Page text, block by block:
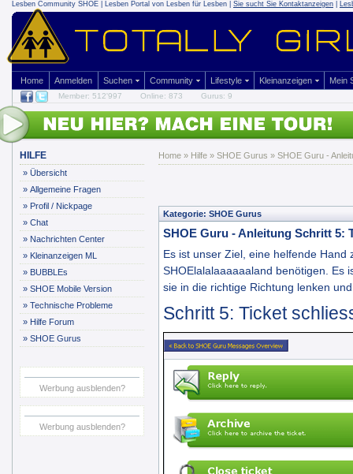
Lesben Community SHOE | Lesben Portal von Lesben für Lesben | Sie sucht Sie Kontaktanzeigen
Home Anmelden Suchen Community Lifestyle Kleinanzeigen Mein
Member: 512'997 Online: 873 Gurus: 9
HILFE
» Übersicht
» Allgemeine Fragen
» Profil / Nickpage
» Chat
» Nachrichten Center
» Kleinanzeigen ML
» BUBBLEs
» SHOE Mobile Version
» Technische Probleme
» Hilfe Forum
» SHOE Gurus
Werbung ausblenden?
Werbung ausblenden?
Home » Hilfe » SHOE Gurus » SHOE Guru -
Kategorie: SHOE Gurus
SHOE Guru - Anleitung Schritt 5:
Es ist unser Ziel, eine helfende Hand
SHOElalalaaaaaaland benötigen. Es
sie in die richtige Richtung lenken
Schritt 5: Ticket